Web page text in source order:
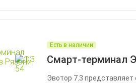
Есть в наличии
Смарт-терминал
Эвотор 7.3